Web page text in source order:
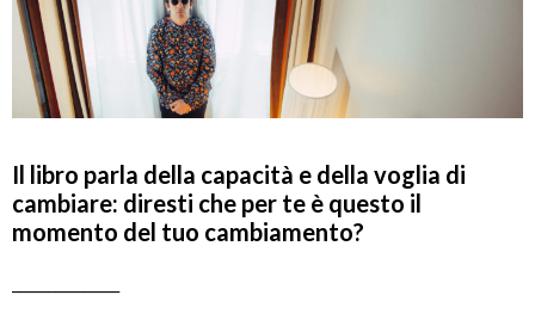
Il libro parla della capacità e della voglia di
cambiare: diresti che per te è questo il
momento del tuo cambiamento?